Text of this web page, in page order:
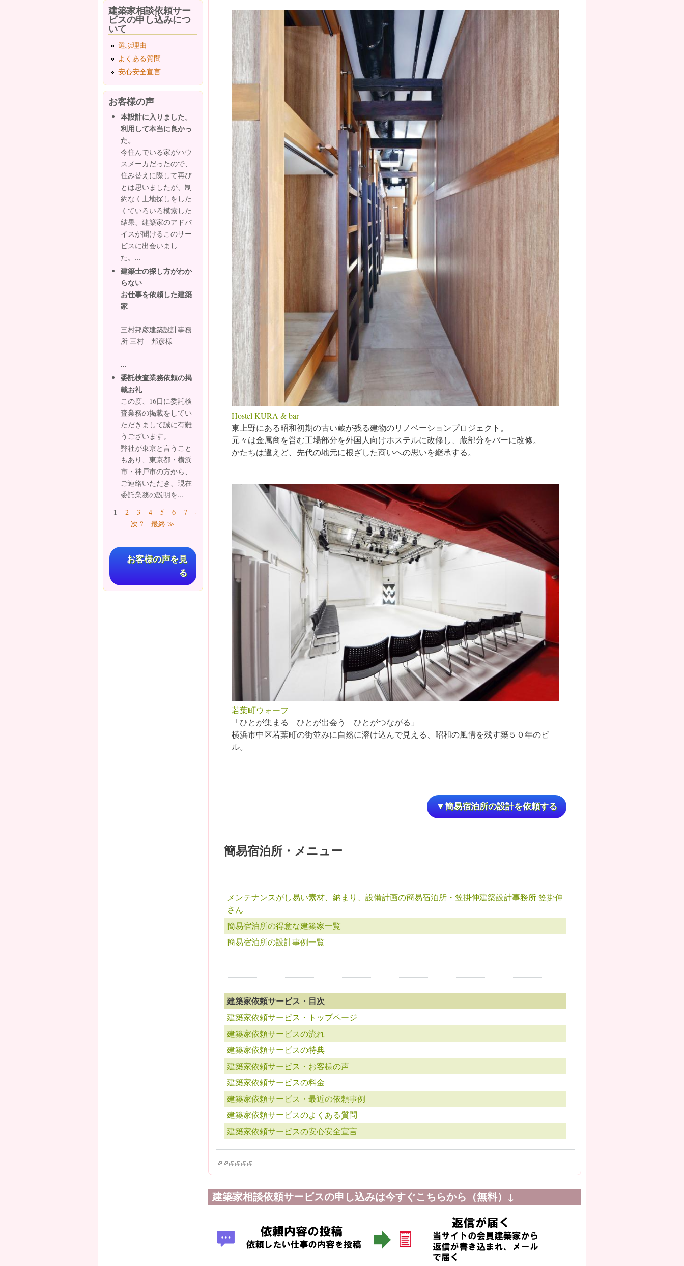
Hostel KURA & bar
東上野にある昭和初期の古い蔵が残る建物のリノベーションプロジェクト。
元々は金属商を営む工場部分を外国人向けホステルに改修し、蔵部分をバーに改修。
かたちは違えど、先代の地元に根ざした商いへの思いを継承する。
若葉町ウォーフ
「ひとが集まる ひとが出会う ひとがつながる」
横浜市中区若葉町の街並みに自然に溶け込んで見える、昭和の風情を残す築５０年のビ
ル。
▼簡易宿泊所の設計を依頼する
簡易宿泊所・メニュー
メンテナンスがし易い素材、納まり、設備計画の簡易宿泊所・笠掛伸建築設計事務所 笠掛伸
さん
簡易宿泊所の得意な建築家一覧
簡易宿泊所の設計事例一覧
建築家依頼サービス・目次
建築家依頼サービス・トップページ
建築家依頼サービスの流れ
建築家依頼サービスの特典
建築家依頼サービス・お客様の声
建築家依頼サービスの料金
建築家依頼サービス・最近の依頼事例
建築家依頼サービスのよくある質問
建築家依頼サービスの安心安全宣言
(link is external)
(link is external)
(link is external)
(link is external)
(link is external)
(link is external)
建築家相談依頼サービスの申し込みは今すぐこちらから（無料）↓
建築家相談依頼サー
ビスの申し込みにつ
いて
選ぶ理由
よくある質問
安心安全宣言
お客様の声
本設計に入りました。
利用して本当に良かっ
た。
今住んでいる家がハウ
スメーカだったので、
住み替えに際して再び
とは思いましたが、制
約なく土地探しをした
くていろいろ模索した
結果、建築家のアドバ
イスが聞けるこのサー
ビスに出会いまし
た。...
建築士の探し方がわか
らない
お仕事を依頼した建築
家
三村邦彦建築設計事務
所 三村 邦彦様
...
委託検査業務依頼の掲
載お礼
この度、16日に委託検
査業務の掲載をしてい
ただきまして誠に有難
うございます。
弊社が東京と言うこと
もあり、東京都・横浜
市・神戸市の方から、
ご連絡いただき、現在
委託業務の説明を...
ページ
1 2 3 4 5 6 7 8
次 ?
最終 ≫
お客様の声を見
る